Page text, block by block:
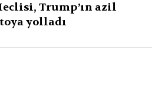
Trump’ın azil
yolladı